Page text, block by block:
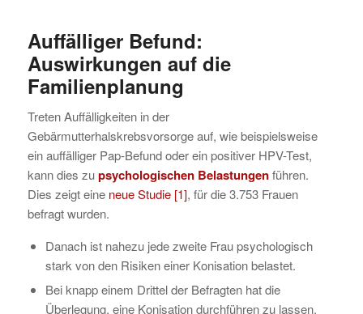
Auffälliger Befund:
Auswirkungen auf die
Familienplanung
Treten Auffälligkeiten in der
Gebärmutterhalskrebsvorsorge auf, wie beispielsweise
ein auffälliger Pap-Befund oder ein positiver HPV-Test,
kann dies zupsychologischen Belastungenführen.
Dies zeigt eine neue Studie [1], für die 3.753 Frauen
befragt wurden.
Danach ist nahezu jede zweite Frau psychologisch
stark von den Risiken einer Konisation belastet.
Bei knapp einem Drittel der Befragten hat die
Überlegung, eine Konisation durchführen zu lassen,